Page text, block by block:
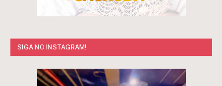
SIGA NO INSTAGRAM!